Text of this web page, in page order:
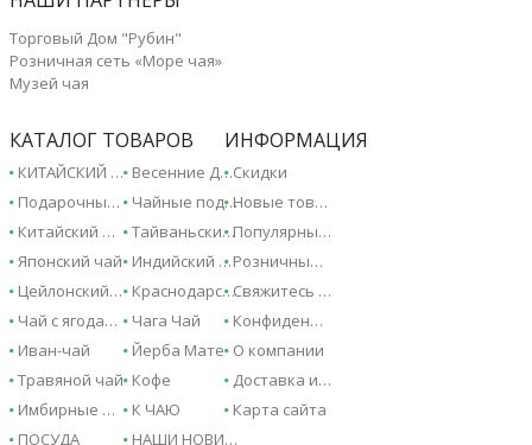
Торговый Дом "Рубин"
Розничная сеть «Море чая»
Музей чая
КАТАЛОГ ТОВАРОВ
КИТАЙСКИЙ ЧАЙ - 2026!
Весенние Дарджилинги - 2026!
Подарочные сертификаты
Чайные подарки и сувениры
Китайский чай
Тайваньский чай
Японский чай Индийский чай
Цейлонский чай
Краснодарский чай
Чай с ягодами и фруктами
Чага Чай
Иван-чай
Йерба Мате
Травяной чай Кофе
Имбирные напитки
К ЧАЮ
ПОСУДА
НАШИ НОВИНКИ
ИНФОРМАЦИЯ
Скидки
Новые товары
Популярные товары
Розничные магазины
Свяжитесь с нами
Конфиденциальность
О компании
Доставка и оплата
Карта сайта